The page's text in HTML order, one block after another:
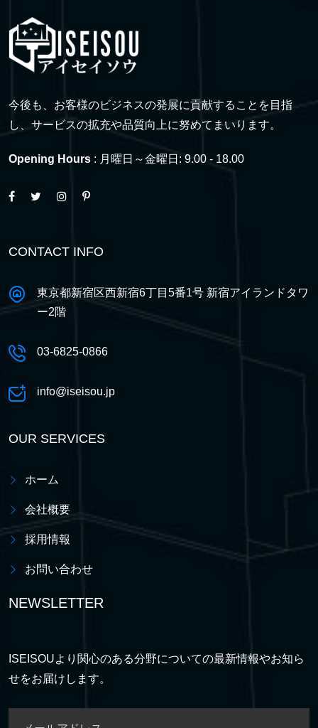
今後も、お客様のビジネスの発展に貢献することを目指
し、サービスの拡充や品質向上に努めてまいります。
Opening Hours : 月曜日～金曜日: 9.00 - 18.00
CONTACT INFO
東京都新宿区西新宿6丁目5番1号 新宿アイランドタワ
ー2階
03-6825-0866
info@iseisou.jp
OUR SERVICES
ホーム
会社概要
採用情報
お問い合わせ
NEWSLETTER
ISEISOUより関心のある分野についての最新情報やお知ら
せをお届けします。